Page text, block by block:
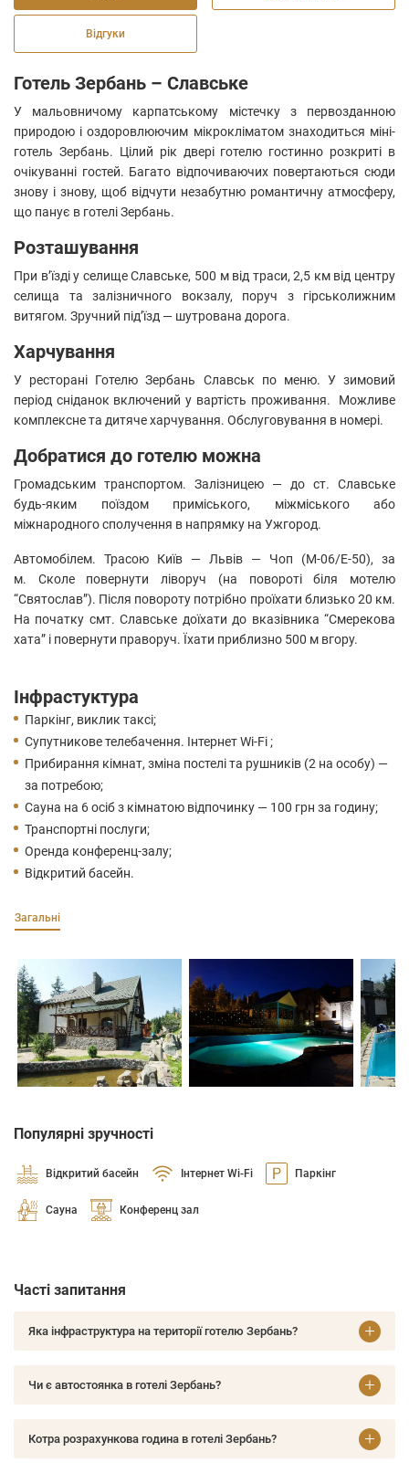
Відгуки
Готель Зербань – Славське
У мальовничому карпатському містечку з первозданною
природою і оздоровлюючим мікрокліматом знаходиться міні-
готель Зербань. Цілий рік двері готелю гостинно розкриті в
очікуванні гостей. Багато відпочиваючих повертаються сюди
знову і знову, щоб відчути незабутню романтичну атмосферу,
що панує в готелі Зербань.
Розташування
При в’їзді у селище Славське, 500 м від траси, 2,5 км від центру
селища та залізничного вокзалу, поруч з гірськолижним
витягом. Зручний під’їзд — шутрована дорога.
Харчування
У ресторані Готелю Зербань Славськ по меню. У зимовий
період сніданок включений у вартість проживання. Можливе
комплексне та дитяче харчування. Обслуговування в номері.
Добратися до готелю можна
Громадським транспортом. Залізницею — до ст. Славcьке
будь-яким поїздом приміського, міжміського або
міжнародного сполучення в напрямку на Ужгород.
Автомобілем. Трасою Київ — Львів — Чоп (М-06/Е-50), за
м. Сколе повернути ліворуч (на повороті біля мотелю
“Святослав”). Після повороту потрібно проїхати близько 20 км.
На початку смт. Славське доїхати до вказівника “Смерекова
хата” і повернути праворуч. Їхати приблизно 500 м вгору.
Інфрастуктура
Паркінг, виклик таксі;
Супутникове телебачення. Інтернет Wi-Fi ;
Прибирання кімнат, зміна постелі та рушників (2 на особу) —
за потребою;
Сауна на 6 осіб з кімнатою відпочинку — 100 грн за годину;
Транспортні послуги;
Оренда конференц-залу;
Відкритий басейн.
Загальні
Популярні зручності
Відкритий басейн Інтернет Wi-Fi Паркінг
Сауна Конференц зал
Часті запитання
Яка інфраструктура на території готелю Зербань?
Чи є автостоянка в готелі Зербань?
Котра розрахункова година в готелі Зербань?